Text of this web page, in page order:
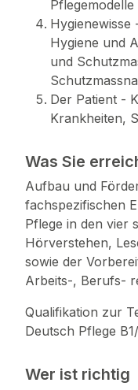
Pflegemodelle
Hygienewisse
Hygiene und
und
Der Patient -
Krankheiten,
Was Sie
Aufbau und
fachspezifischen
Pflege in den vier
Hörverstehen,
sowie der
Arbeits-, Berufs-
Qualifikation zur
Deutsch Pflege
Wer ist richtig